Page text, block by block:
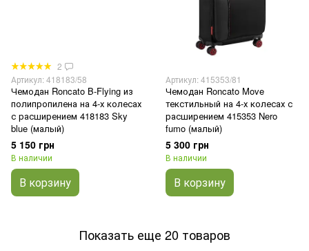
2
Артикул: 418183/58
Чемодан Roncato B-Flying из
полипропилена на 4-х колесах
с расширением 418183 Sky
blue (малый)
5 150 грн
В наличии
В корзину
Артикул: 415353/81
Чемодан Roncato Move
текстильный на 4-х колесах с
расширением 415353 Nero
fumo (малый)
5 300 грн
В наличии
В корзину
Показать еще 20 товаров